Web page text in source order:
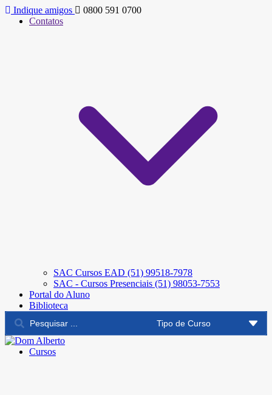
Indique amigos
0800 591 0700
Contatos
SAC Cursos EAD (51) 99518-7978
SAC - Cursos Presenciais (51) 98053-7553
Portal do Aluno
Biblioteca
Cursos